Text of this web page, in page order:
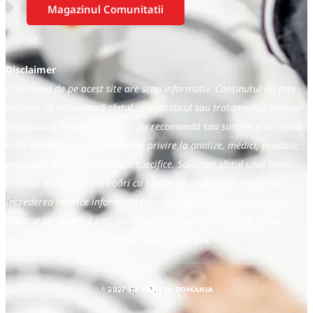
Magazinul Comunitatii
Disclaimer
Conținutul de pe acest site are scop informativ. Conținutul nu este
destinat să înlocuiască sfatul, diagnosticul sau tratamentul medical
profesional. Tiroida Romania nu recomandă sau susține și nu oferă
nicio declarație sau garanție cu privire la analize, medici, produse,
proceduri sau alte informații specifice. Solicitați sfatul unui medic
calificat dacă aveți întrebări cu privire la o afecțiune medicală.
Încrederea în orice informație furnizată de Tiroida Romania este
exclusiv pe propriul risc. Dacă aveți o urgență medicală, sunați la
© 2025 by TIROIDA ROMANIA